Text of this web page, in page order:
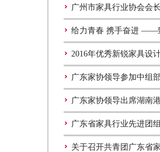
广州市家具行业协会会
给力青春 携手奋进 ——
2016年优秀新锐家具设
广东家协领导参加中组
广东家协领导出席湖南
广东省家具行业先进团
关于召开共青团广东省